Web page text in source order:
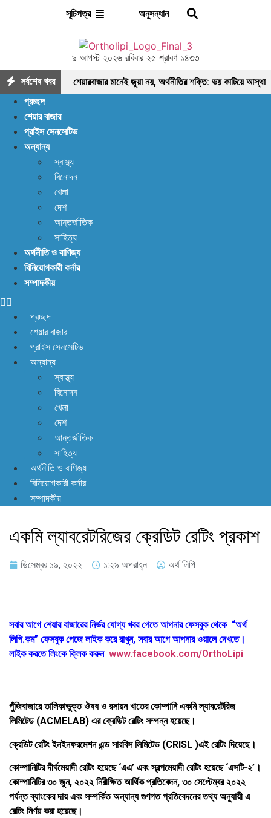
সূচিপত্র অনুসন্ধান
৯ আগস্ট ২০২৬ রবিবার ২৫ শ্রাবণ ১৪৩৩
সর্বশেষ খবর শেয়ারবাজার মানেই জুয়া নয়, অর্থনীতির শক্তি: ভয় কাটিয়ে আস্থা
ফাইনফুডস; আয়, নগদ প্রবাহ ও সম্পদে ধারাবাহিক প্রবৃদ্ধি
নতুন মোড়ের সামনে?
প্রাণ ফিরছে, বাড়ছে লেনদেন, বাজারের পরবর্তী গন্তব্য কোথায়?
শেয়ারবাজার, নেপথ্যে কী?
প্রচ্ছদ
শেয়ার বাজার
প্রাইস সেনসেটিভ
অন্যান্য
স্বাস্থ্য
বিনোদন
খেলা
দেশ
আন্তর্জাতিক
সাহিত্য
অর্থনীতি ও বাণিজ্য
বিনিয়োগকারী কর্নার
সম্পাদকীয়
প্রচ্ছদ
শেয়ার বাজার
প্রাইস সেনসেটিভ
অন্যান্য
স্বাস্থ্য
বিনোদন
খেলা
দেশ
আন্তর্জাতিক
সাহিত্য
অর্থনীতি ও বাণিজ্য
বিনিয়োগকারী কর্নার
সম্পাদকীয়
একমি ল্যাবরেটরিজের ক্রেডিট রেটিং প্রকাশ
ডিসেম্বর ১৯, ২০২২ ১:২৯ অপরাহ্ন অর্থ লিপি
সবার আগে শেয়ার বাজারের নির্ভর যোগ্য খবর পেতে আপনার ফেসবুক থেকে “অর্থ
লিপি.কম” ফেসবুক পেজে লাইক করে রাখুন, সবার আগে আপনার ওয়ালে দেখতে।
লাইক করতে লিংকে ক্লিক করুন www.facebook.com/OrthoLipi
পুঁজিবাজারে তালিকাভুক্ত ঔষধ ও রসায়ন খাতের কোম্পানি একমি ল্যাবরেটরিজ
লিমিটেড (ACMELAB) এর ক্রেডিট রেটিং সম্পন্ন হয়েছে।
ক্রেডিট রেটিং ইনইনফরমেশন এন্ড সারবিস লিমিটেড (CRISL )এই রেটিং দিয়েছে।
কোম্পানিটির দীর্ঘমেয়াদী রেটিং হয়েছে ‘এএ’ এবং স্বল্পমেয়াদী রেটিং হয়েছে ‘এসটি-২’।
কোম্পানিটির ৩০ জুন, ২০২২ নিরীক্ষিত আর্থিক প্রতিবেদন, ৩০ সেপ্টেম্বর ২০২২
পর্যন্ত ব্যাংকের দায় এবং সম্পর্কিত অন্যান্য গুণগত প্রতিবেদনের তথ্য অনুযায়ী এ
রেটিং নির্ণয় করা হয়েছে।